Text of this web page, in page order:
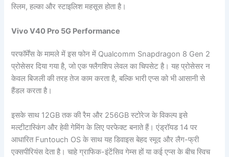
स्लिम, हल्का और स्टाइलिश महसूस होता है।
Vivo V40 Pro 5G Performance
परफॉर्मेंस के मामले में इस फोन में Qualcomm Snapdragon 8 Gen 2
प्रोसेसर दिया गया है, जो एक फ्लैगशिप लेवल का चिपसेट है। यह प्रोसेसर न
केवल बिजली की तरह तेज काम करता है, बल्कि भारी एप्स को भी आसानी से
हैंडल करता है।
इसके साथ 12GB तक की रैम और 256GB स्टोरेज के विकल्प इसे
मल्टीटास्किंग और हेवी गेमिंग के लिए परफेक्ट बनाते हैं। एंड्रॉयड 14 पर
आधारित Funtouch OS के साथ यह डिवाइस बेहद स्मूद और लैग-फ्री
एक्सपीरियंस देता है। चाहे ग्राफिक-इंटेंसिव गेम्स हों या कई एप्स के बीच स्विच